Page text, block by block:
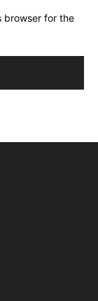
browser for the